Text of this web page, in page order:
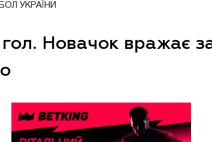
УКРАЇНИ
Новачок вражає